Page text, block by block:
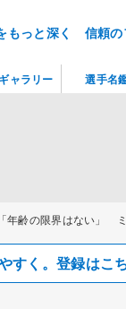
もっと深く 信頼の
齢の限界はない」
すく。登録はこ
ャラリー 選手名